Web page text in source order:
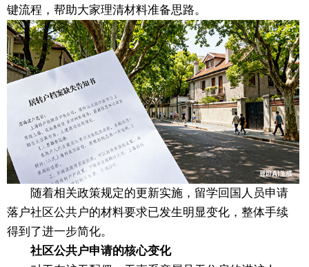
键流程，帮助大家理清材料准备思路。
随着相关政策规定的更新实施，留学回国人员申请
落户社区公共户的材料要求已发生明显变化，整体手续
得到了进一步简化。
社区公共户申请的核心变化